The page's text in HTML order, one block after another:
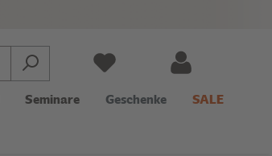
Seminare Geschenke SALE